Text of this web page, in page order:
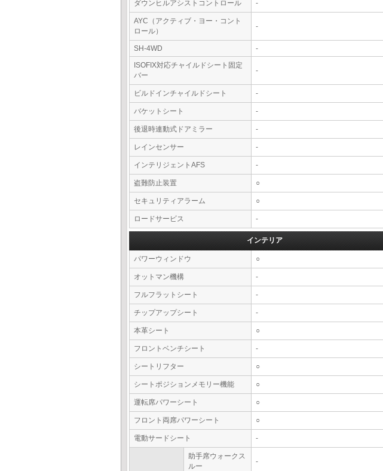
ダウンヒルアシストコントロール -
AYC（アクティブ・ヨー・コント
ロール）
-
SH-4WD
-
ISOFIX対応チャイルドシート固定
バー
-
ビルドインチャイルドシート -
バケットシート -
後退時連動式ドアミラー -
レインセンサー -
インテリジェントAFS -
盗難防止装置 ○
セキュリティアラーム ○
ロードサービス -
インテリア
パワーウィンドウ ○
オットマン機構 -
フルフラットシート -
チップアップシート -
本革シート ○
フロントベンチシート -
シートリフター ○
シートポジションメモリー機能 ○
運転席パワーシート ○
フロント両席パワーシート ○
電動サードシート -
助手席ウォークス
ルー
-